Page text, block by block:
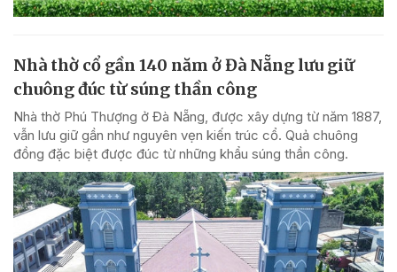
Nhà thờ cổ gần 140 năm ở Đà Nẵng lưu giữ
chuông đúc từ súng thần công
Nhà thờ Phú Thượng ở Đà Nẵng, được xây dựng từ năm 1887,
vẫn lưu giữ gần như nguyên vẹn kiến trúc cổ. Quả chuông
đồng đặc biệt được đúc từ những khẩu súng thần công.